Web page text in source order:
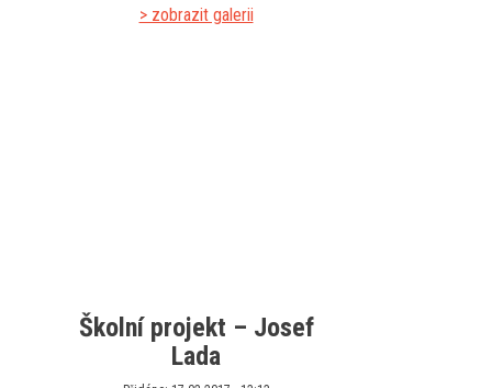
> zobrazit galerii
Školní projekt – Josef
Lada